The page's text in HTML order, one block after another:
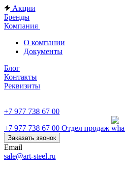
Акции
Бренды
Компания
О компании
Документы
Блог
Контакты
Реквизиты
+7 977 738 67 00
+7 977 738 67 00 Отдел продаж
Заказать звонок
Email
sale@art-steel.ru